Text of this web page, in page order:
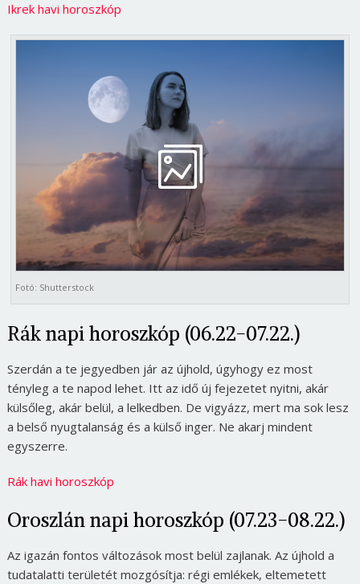
Ikrek havi horoszkóp
Fotó: Shutterstock
Rák napi horoszkóp (06.22-07.22.)
Szerdán a te jegyedben jár az újhold, úgyhogy ez most
tényleg a te napod lehet. Itt az idő új fejezetet nyitni, akár
külsőleg, akár belül, a lelkedben. De vigyázz, mert ma sok lesz
a belső nyugtalanság és a külső inger. Ne akarj mindent
egyszerre.
Rák havi horoszkóp
Oroszlán napi horoszkóp (07.23-08.22.)
Az igazán fontos változások most belül zajlanak. Az újhold a
tudatalatti területét mozgósítja: régi emlékek, eltemetett